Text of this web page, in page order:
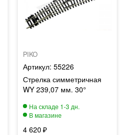
PIKO
55226
Стрелка симметричная
WY 239,07 мм. 30°
4 620